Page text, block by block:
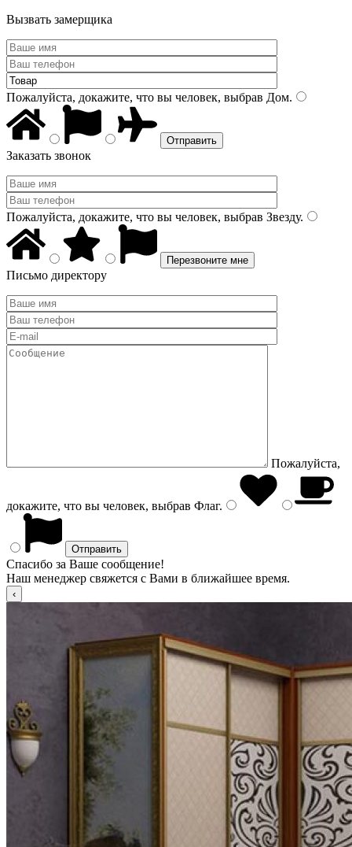
Вызвать замерщика
Пожалуйста, докажите, что вы человек, выбрав Дом.
Заказать звонок
Пожалуйста, докажите, что вы человек, выбрав Звезду.
Письмо директору
Пожалуйста,
докажите, что вы человек, выбрав Флаг.
Спасибо за Ваше сообщение!
Наш менеджер свяжется с Вами в ближайшее время.